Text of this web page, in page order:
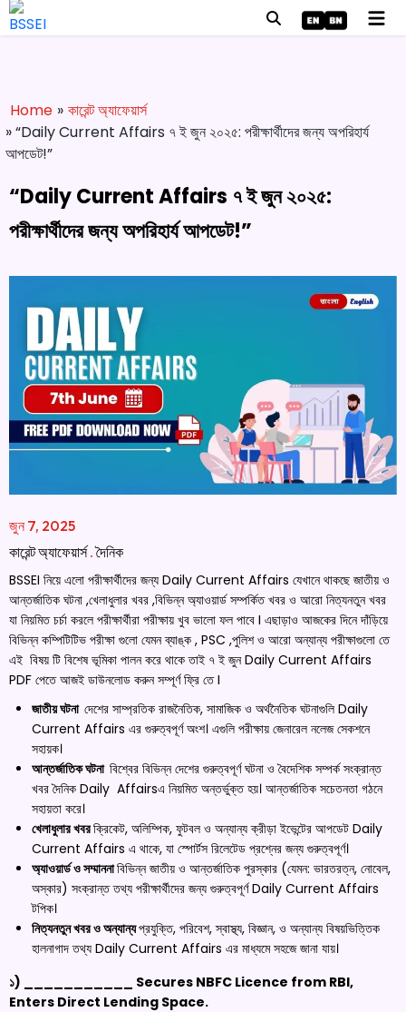
Home » কারেন্ট অ্যাফেয়ার্স
» “Daily Current Affairs ৭ ই জুন ২০২৫: পরীক্ষার্থীদের জন্য অপরিহার্য
আপডেট!”
“Daily Current Affairs ৭ ই জুন ২০২৫:
পরীক্ষার্থীদের জন্য অপরিহার্য আপডেট!”
জুন 7, 2025
কারেন্ট অ্যাফেয়ার্স.দৈনিক
BSSEI নিয়ে এলো পরীক্ষার্থীদের জন্য Daily Current Affairs যেখানে থাকছে জাতীয় ও
আন্তর্জাতিক ঘটনা ,খেলাধুলার খবর ,বিভিন্ন অ্যাওয়ার্ড সম্পর্কিত খবর ও আরো নিত্যনতুন খবর
যা নিয়মিত চর্চা করলে পরীক্ষার্থীরা পরীক্ষায় খুব ভালো ফল পাবে I এছাড়াও আজকের দিনে দাঁড়িয়ে
বিভিন্ন কম্পিটিটিভ পরীক্ষা গুলো যেমন ব্যাঙ্ক , PSC ,পুলিশ ও আরো অন্যান্য পরীক্ষাগুলো তে
এই বিষয় টি বিশেষ ভূমিকা পালন করে থাকে তাই ৭ ই জুন Daily Current Affairs
PDF পেতে আজই ডাউনলোড করুন সম্পূর্ণ ফ্রি তে I
জাতীয় ঘটনা দেশের সাম্প্রতিক রাজনৈতিক, সামাজিক ও অর্থনৈতিক ঘটনাগুলি Daily
Current Affairs এর গুরুত্বপূর্ণ অংশ। এগুলি পরীক্ষায় জেনারেল নলেজ সেকশনে
সহায়ক।
আন্তর্জাতিক ঘটনা বিশ্বের বিভিন্ন দেশের গুরুত্বপূর্ণ ঘটনা ও বৈদেশিক সম্পর্ক সংক্রান্ত
খবর দৈনিক Daily Affairsএ নিয়মিত অন্তর্ভুক্ত হয়। আন্তর্জাতিক সচেতনতা গঠনে
সহায়তা করে।
খেলাধুলার খবরক্রিকেট, অলিম্পিক, ফুটবল ও অন্যান্য ক্রীড়া ইভেন্টের আপডেট Daily
Current Affairs এ থাকে, যা স্পোর্টস রিলেটেড প্রশ্নের জন্য গুরুত্বপূর্ণ।
অ্যাওয়ার্ড ও সম্মাননাবিভিন্ন জাতীয় ও আন্তর্জাতিক পুরস্কার (যেমন: ভারতরত্ন, নোবেল,
অস্কার) সংক্রান্ত তথ্য পরীক্ষার্থীদের জন্য গুরুত্বপূর্ণ Daily Current Affairs
টপিক।
নিত্যনতুন খবর ও অন্যান্যপ্রযুক্তি, পরিবেশ, স্বাস্থ্য, বিজ্ঞান, ও অন্যান্য বিষয়ভিত্তিক
হালনাগাদ তথ্য Daily Current Affairs এর মাধ্যমে সহজে জানা যায়।
১) ___________ Secures NBFC Licence from RBI,
Enters Direct Lending Space.